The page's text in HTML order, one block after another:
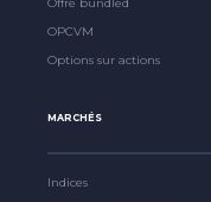
Offre bundled
OPCVM
Options sur actions
MARCHÉS
Indices